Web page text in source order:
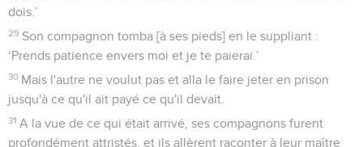
dois.’
29 Son compagnon tomba [à ses pieds] en le suppliant :
‘Prends patience envers moi et je te paierai.’
30 Mais l'autre ne voulut pas et alla le faire jeter en prison
jusqu'à ce qu'il ait payé ce qu'il devait.
31 A la vue de ce qui était arrivé, ses compagnons furent
profondément attristés, et ils allèrent raconter à leur maître